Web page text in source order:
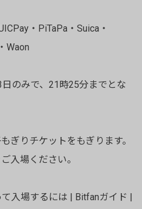
・PiTaPa・Suica・
Waon
のみで、21時25分までとな
ぎりチケットをもぎります。
入場ください。
入場するには | Bitfanガイド |